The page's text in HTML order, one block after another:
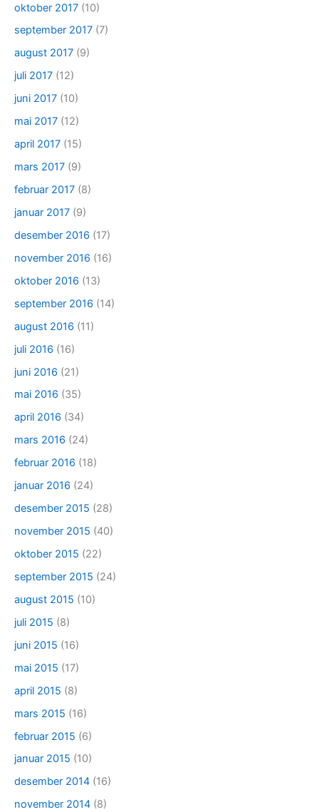
oktober 2017 (10)
september 2017 (7)
august 2017 (9)
juli 2017 (12)
juni 2017 (10)
mai 2017 (12)
april 2017 (15)
mars 2017 (9)
februar 2017 (8)
januar 2017 (9)
desember 2016 (17)
november 2016 (16)
oktober 2016 (13)
september 2016 (14)
august 2016 (11)
juli 2016 (16)
juni 2016 (21)
mai 2016 (35)
april 2016 (34)
mars 2016 (24)
februar 2016 (18)
januar 2016 (24)
desember 2015 (28)
november 2015 (40)
oktober 2015 (22)
september 2015 (24)
august 2015 (10)
juli 2015 (8)
juni 2015 (16)
mai 2015 (17)
april 2015 (8)
mars 2015 (16)
februar 2015 (6)
januar 2015 (10)
desember 2014 (16)
november 2014 (8)